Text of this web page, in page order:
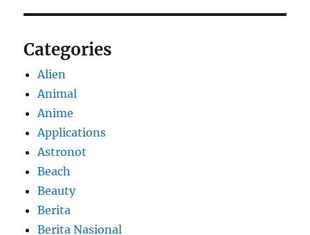
Categories
Alien
Animal
Anime
Applications
Astronot
Beach
Beauty
Berita
Berita Nasional